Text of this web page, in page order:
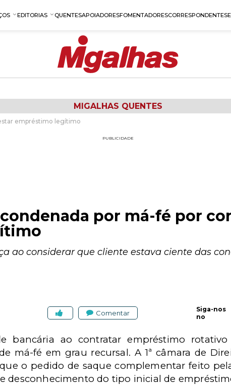
EDITORIAS QUENTESAPOIADORESFOMENTADORESCORRESPONDENTES
MIGALHAS QUENTES
empréstimo legítimo
PUBLICIDADE
condenada por má-fé por
ao considerar que cliente estava ciente das
Comentar
Siga-nos
no
bancária ao contratar empréstimo
má-fé em grau recursal. A 1ª câmara de
o pedido de saque complementar feito
desconhecimento do tipo inicial de